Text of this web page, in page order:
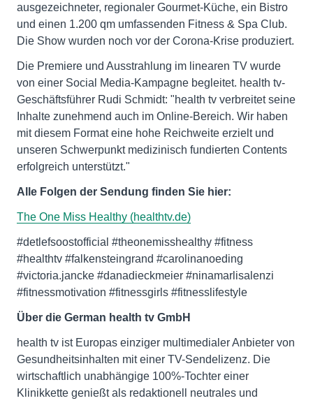
ausgezeichneter, regionaler Gourmet-Küche, ein Bistro
und einen 1.200 qm umfassenden Fitness & Spa Club.
Die Show wurden noch vor der Corona-Krise produziert.
Die Premiere und Ausstrahlung im linearen TV wurde
von einer Social Media-Kampagne begleitet. health tv-
Geschäftsführer Rudi Schmidt: "health tv verbreitet seine
Inhalte zunehmend auch im Online-Bereich. Wir haben
mit diesem Format eine hohe Reichweite erzielt und
unseren Schwerpunkt medizinisch fundierten Contents
erfolgreich unterstützt."
Alle Folgen der Sendung finden Sie hier:
The One Miss Healthy (healthtv.de)
#detlefsoostofficial #theonemisshealthy #fitness
#healthtv #falkensteingrand #carolinanoeding
#victoria.jancke #danadieckmeier #ninamarlisalenzi
#fitnessmotivation #fitnessgirls #fitnesslifestyle
Über die German health tv GmbH
health tv ist Europas einziger multimedialer Anbieter von
Gesundheitsinhalten mit einer TV-Sendelizenz. Die
wirtschaftlich unabhängige 100%-Tochter einer
Klinikkette genießt als redaktionell neutrales und